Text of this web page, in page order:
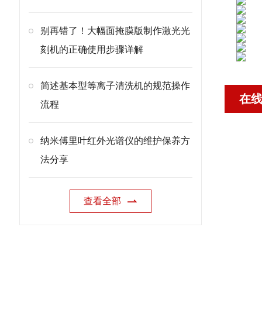
别再错了！大幅面掩膜版制作激光光
刻机的正确使用步骤详解
简述基本型等离子清洗机的规范操作
流程
纳米傅里叶红外光谱仪的维护保养方
法分享
查看全部
在